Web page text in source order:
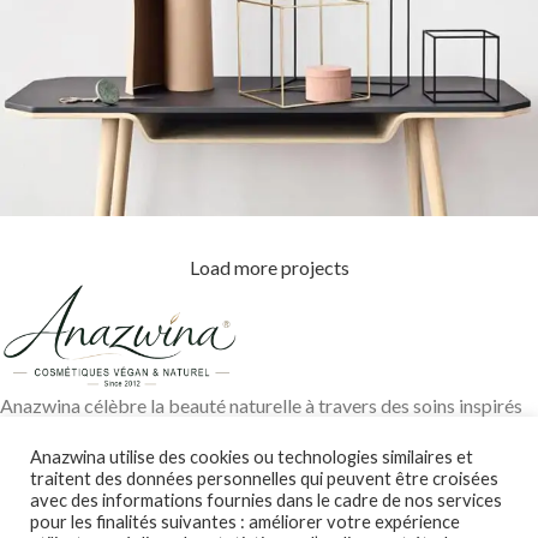
Leo uteu ullamcorperLoad more projects
Anazwina célèbre la beauté naturelle à travers des soins inspirés
ingrédients soigneusement sélectionnés pour révéler l’éclat
authentique de votre peau et de vos cheveux.
Contact@anazwina.fr
Anazwina utilise des cookies ou technologies similaires et
traitent des données personnelles qui peuvent être croisées
avec des informations fournies dans le cadre de nos services
pour les finalités suivantes : améliorer votre expérience